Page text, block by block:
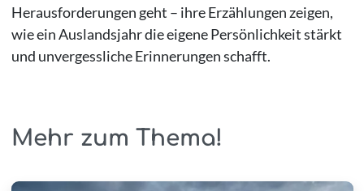
Herausforderungen geht – ihre Erzählungen zeigen,
wie ein Auslandsjahr die eigene Persönlichkeit stärkt
und unvergessliche Erinnerungen schafft.
Mehr zum Thema!